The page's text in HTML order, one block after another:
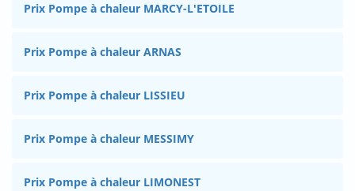
Prix Pompe à chaleur MARCY-L'ETOILE
Prix Pompe à chaleur ARNAS
Prix Pompe à chaleur LISSIEU
Prix Pompe à chaleur MESSIMY
Prix Pompe à chaleur LIMONEST